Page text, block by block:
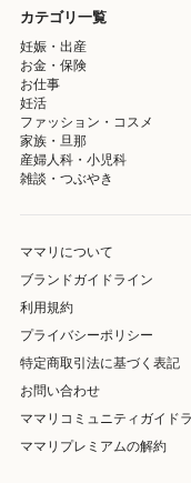
カテゴリ一覧
妊娠・出産
お金・保険
お仕事
妊活
ファッション・コスメ
家族・旦那
産婦人科・小児科
雑談・つぶやき
ママリについて
ブランドガイドライン
利用規約
プライバシーポリシー
特定商取引法に基づく表記
お問い合わせ
ママリコミュニティガイド
ママリプレミアムの解約